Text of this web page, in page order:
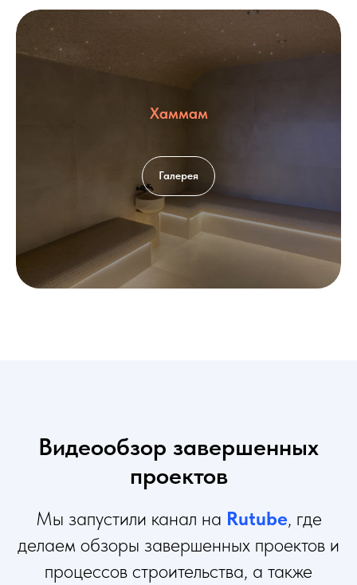
Хаммам
Галерея
Видеообзор завершенных
проектов
Мы запустили канал на Rutube, где
делаем обзоры завершенных проектов и
процессов строительства, а также